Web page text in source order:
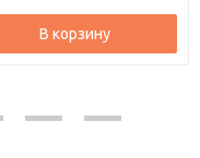
В корзину